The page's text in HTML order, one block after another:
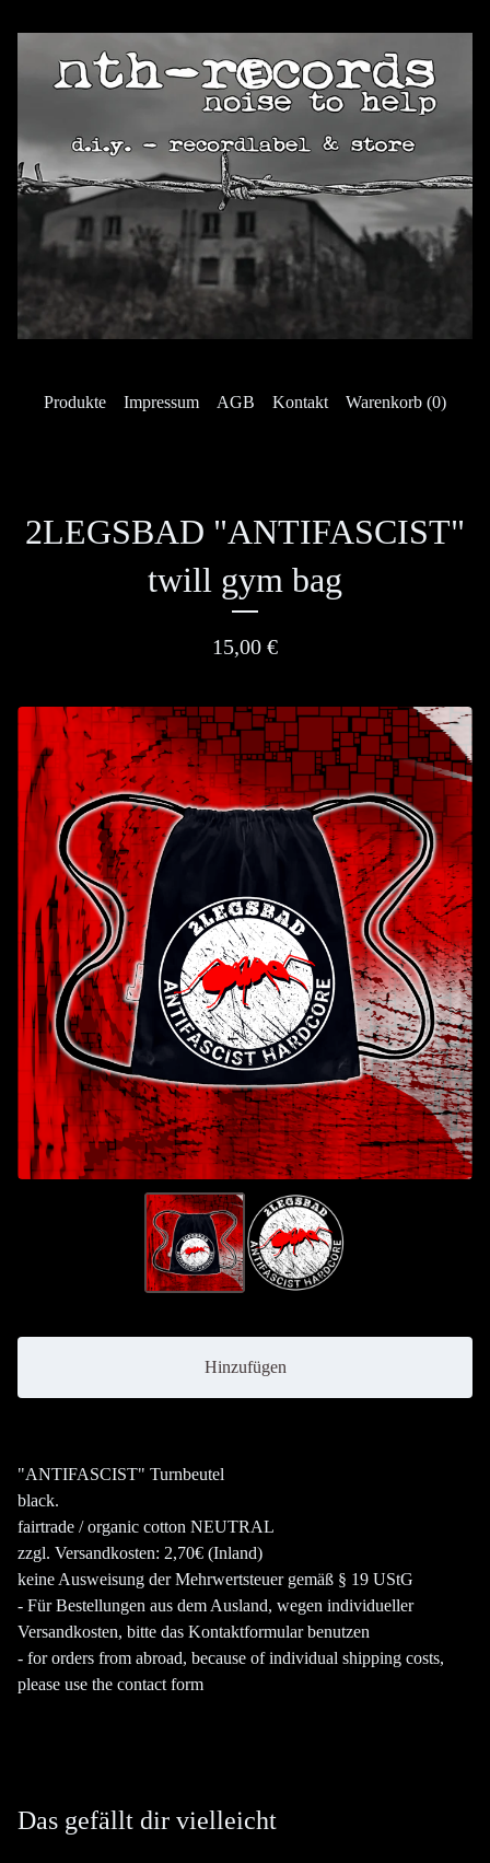
Produkte Impressum AGB Kontakt Warenkorb (0)
2LEGSBAD "ANTIFASCIST"
twill gym bag
15,00 €
Hinzufügen
"ANTIFASCIST" Turnbeutel
black.
fairtrade / organic cotton NEUTRAL
zzgl. Versandkosten: 2,70€ (Inland)
keine Ausweisung der Mehrwertsteuer gemäß § 19 UStG
- Für Bestellungen aus dem Ausland, wegen individueller
Versandkosten, bitte das Kontaktformular benutzen
- for orders from abroad, because of individual shipping costs,
please use the contact form
Das gefällt dir vielleicht